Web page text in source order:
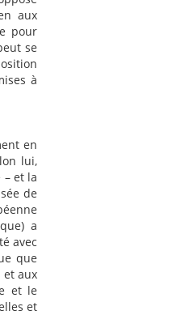
aux
pour
se
à
en
lui,
et la
de
a
avec
que
et aux
et le
et